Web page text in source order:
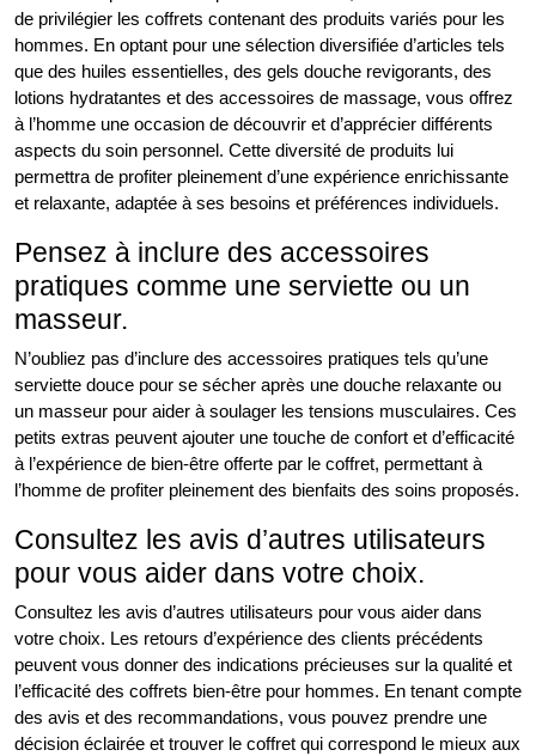
de privilégier les coffrets contenant des produits variés pour les
hommes. En optant pour une sélection diversifiée d’articles tels
que des huiles essentielles, des gels douche revigorants, des
lotions hydratantes et des accessoires de massage, vous offrez
à l’homme une occasion de découvrir et d’apprécier différents
aspects du soin personnel. Cette diversité de produits lui
permettra de profiter pleinement d’une expérience enrichissante
et relaxante, adaptée à ses besoins et préférences individuels.
Pensez à inclure des accessoires
pratiques comme une serviette ou un
masseur.
N’oubliez pas d’inclure des accessoires pratiques tels qu’une
serviette douce pour se sécher après une douche relaxante ou
un masseur pour aider à soulager les tensions musculaires. Ces
petits extras peuvent ajouter une touche de confort et d’efficacité
à l’expérience de bien-être offerte par le coffret, permettant à
l’homme de profiter pleinement des bienfaits des soins proposés.
Consultez les avis d’autres utilisateurs
pour vous aider dans votre choix.
Consultez les avis d’autres utilisateurs pour vous aider dans
votre choix. Les retours d’expérience des clients précédents
peuvent vous donner des indications précieuses sur la qualité et
l’efficacité des coffrets bien-être pour hommes. En tenant compte
des avis et des recommandations, vous pouvez prendre une
décision éclairée et trouver le coffret qui correspond le mieux aux